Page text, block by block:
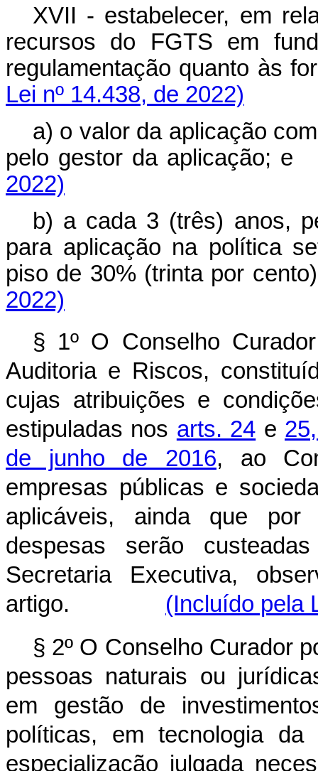
XVII - estabelecer, em
recursos do FGTS em
regulamentação quanto
Lei nº 14.438, de 2022)
a) o valor da aplicação
pelo gestor da
2022)
b) a cada 3 (três) anos,
para aplicação na política
piso de 30% (trinta por
2022)
§ 1º O Conselho
Auditoria e Riscos,
cujas atribuições e
estipuladas nos arts. 24 e
de junho de 2016, ao
empresas públicas e
aplicáveis, ainda que
despesas serão
Secretaria Executiva,
artigo. (Incluído pela
§ 2º O Conselho Curador
pessoas naturais ou
em gestão de
políticas, em tecnologia
especialização julgada